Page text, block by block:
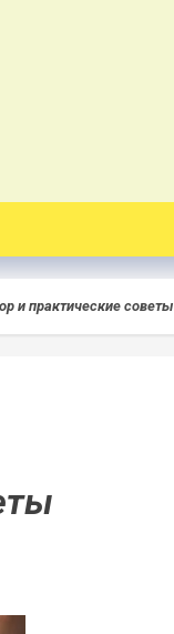
и практические советы